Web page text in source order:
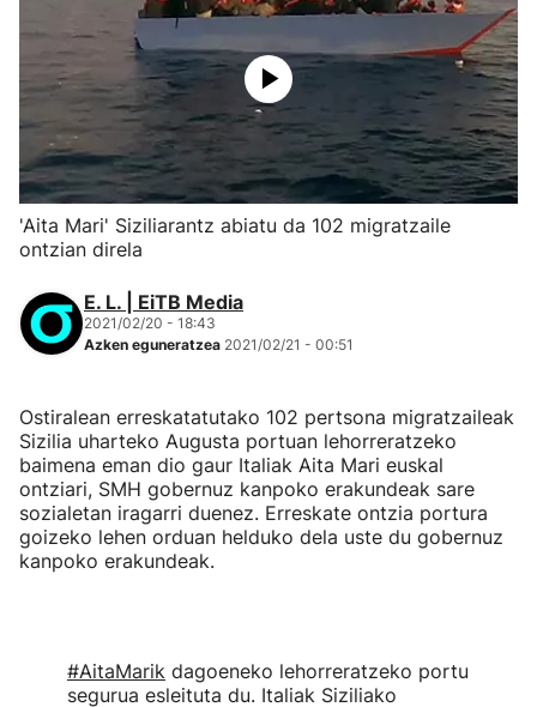
'Aita Mari' Siziliarantz abiatu da 102 migratzaile
ontzian direla
E. L. | EiTB Media
2021/02/20 - 18:43
Azken eguneratzea 2021/02/21 - 00:51
Ostiralean erreskatatutako 102 pertsona migratzaileak
Sizilia uharteko Augusta portuan lehorreratzeko
baimena eman dio gaur Italiak Aita Mari euskal
ontziari, SMH gobernuz kanpoko erakundeak sare
sozialetan iragarri duenez. Erreskate ontzia portura
goizeko lehen orduan helduko dela uste du gobernuz
kanpoko erakundeak.
#AitaMarik dagoeneko lehorreratzeko portu
segurua esleituta du. Italiak Siziliako